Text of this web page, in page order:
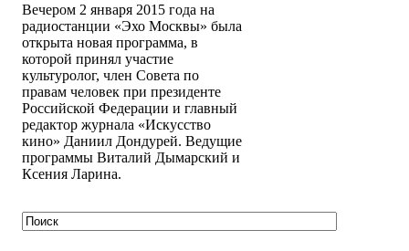
Вечером 2 января 2015 года на
радиостанции «Эхо Москвы» была
открыта новая программа, в
которой принял участие
культуролог, член Совета по
правам человек при президенте
Российской Федерации и главный
редактор журнала «Искусство
кино» Даниил Дондурей. Ведущие
программы Виталий Дымарский и
Ксения Ларина.